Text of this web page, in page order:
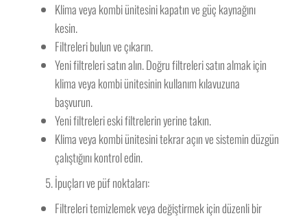
Klima veya kombi ünitesini kapatın ve güç kaynağını
kesin.
Filtreleri bulun ve çıkarın.
Yeni filtreleri satın alın. Doğru filtreleri satın almak için
klima veya kombi ünitesinin kullanım kılavuzuna
başvurun.
Yeni filtreleri eski filtrelerin yerine takın.
Klima veya kombi ünitesini tekrar açın ve sistemin düzgün
çalıştığını kontrol edin.
İpuçları ve püf noktaları:
Filtreleri temizlemek veya değiştirmek için düzenli bir